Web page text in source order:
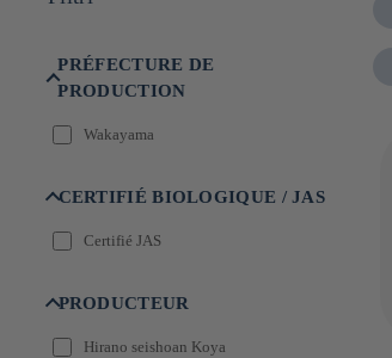
:
PRÉFECTURE DE
PRODUCTION
Wakayama
CERTIFIÉ BIOLOGIQUE / JAS
Certifié JAS
PRODUCTEUR
Hirano seishoan Koya